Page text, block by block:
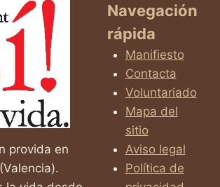
provida en
Navegación
rápida
Manifiesto
Contacta
Voluntariado
Mapa del
sitio
Aviso legal
Política de